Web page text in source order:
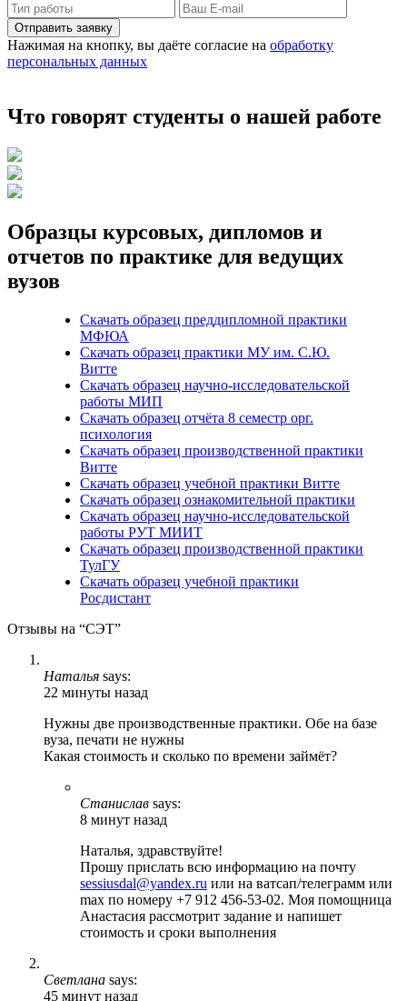
Отправить заявку
Нажимая на кнопку, вы даёте согласие на обработку
персональных данных
Что говорят студенты о нашей работе
Образцы курсовых, дипломов и
отчетов по практике для ведущих
вузов
Скачать образец преддипломной практики
МФЮА
Скачать образец практики МУ им. С.Ю.
Витте
Скачать образец научно-исследовательской
работы МИП
Скачать образец отчёта 8 семестр орг.
психология
Скачать образец производственной практики
Витте
Скачать образец учебной практики Витте
Скачать образец ознакомительной практики
Скачать образец научно-исследовательской
работы РУТ МИИТ
Скачать образец производственной практики
ТулГУ
Скачать образец учебной практики
Росдистант
Отзывы на “СЭТ”
Наталья says:
22 минуты назад
Нужны две производственные практики. Обе на базе
вуза, печати не нужны
Какая стоимость и сколько по времени займёт?
Станислав says:
8 минут назад
Наталья, здравствуйте!
Прошу прислать всю информацию на почту
sessiusdal@yandex.ru или на ватсап/телеграмм или
max по номеру +7 912 456-53-02. Моя помощница
Анастасия рассмотрит задание и напишет
стоимость и сроки выполнения
Светлана says:
45 минут назад